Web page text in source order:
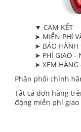
▼ CAM KẾT
➤ MIỄN PHÍ
➤ BẢO HÀNH
➤ PHÍ GIAO -
➤ XEM HÀNG
Phân phối chính
Tất cả đơn hàng
động miễn phí